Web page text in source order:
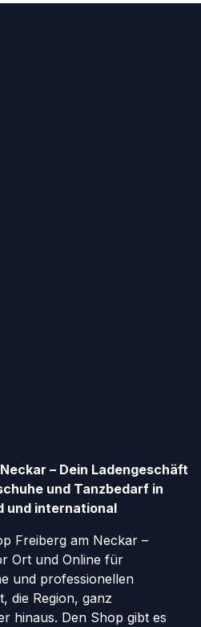
– Dein Ladengeschäft
und Tanzbedarf in
und international
Freiberg am Neckar –
Ort und Online für
und professionellen
die Region, ganz
hinaus. Den Shop gibt es